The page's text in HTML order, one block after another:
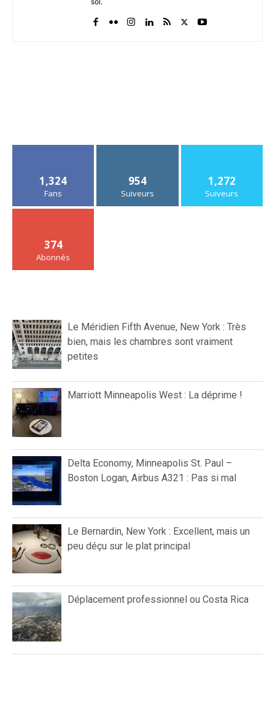
1,324
Fans
954
Suiveurs
1,272
Suiveurs
374
Abonnés
Le Méridien Fifth Avenue, New York : Très
bien, mais les chambres sont vraiment
petites
Marriott Minneapolis West : La déprime !
Delta Economy, Minneapolis St. Paul –
Boston Logan, Airbus A321 : Pas si mal
Le Bernardin, New York : Excellent, mais un
peu déçu sur le plat principal
Déplacement professionnel ou Costa Rica